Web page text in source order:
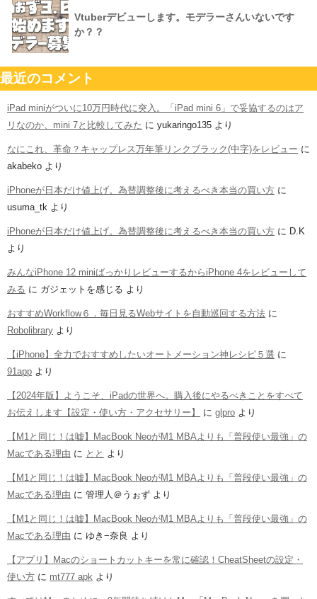
Vtuberデビューします。モデラーさんいないです
か？？
最近のコメント
iPad miniがついに10万円時代に突入。「iPad mini 6」で妥協するのはア
リなのか、mini 7と比較してみた に yukaringo135 より
なにこれ、革命？キャップレス万年筆リンクブラック(中字)をレビュー に
akabeko より
iPhoneが日本だけ値上げ。為替調整後に考えるべき本当の買い方 に
usuma_tk より
iPhoneが日本だけ値上げ。為替調整後に考えるべき本当の買い方 に D.K
より
みんなiPhone 12 miniばっかりレビューするからiPhone 4をレビューして
みる に ガジェットを感じる より
おすすめWorkflow６．毎日見るWebサイトを自動巡回する方法 に
Robolibrary より
【iPhone】全力でおすすめしたいオートメーション神レシピ５選 に
91app より
【2024年版】ようこそ、iPadの世界へ。購入後にやるべきことをすべて
お伝えします【設定・使い方・アクセサリー】
に glpro より
【M1と同じ！は嘘】MacBook NeoがM1 MBAよりも「普段使い最強」の
Macである理由 に とと より
【M1と同じ！は嘘】MacBook NeoがM1 MBAよりも「普段使い最強」の
Macである理由 に 管理人＠うぉず より
【M1と同じ！は嘘】MacBook NeoがM1 MBAよりも「普段使い最強」の
Macである理由 に ゆき−奈良 より
【アプリ】Macのショートカットキーを常に確認！CheatSheetの設定・
使い方 に mt777 apk より